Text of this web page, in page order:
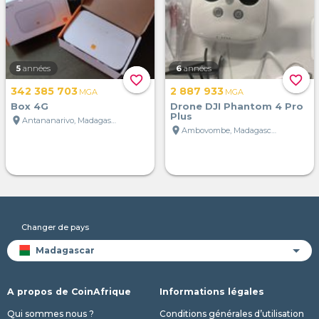
favorite_border
5 années
342 385 703 MGA
Box 4G
location_on
Antananarivo, Madagascar
favorite_border
6 années
2 887 933 MGA
Drone DJI Phantom 4 Pro
Plus
location_on
Ambovombe, Madagascar
Changer de pays
A propos de CoinAfrique
Qui sommes nous ?
Informations légales
Conditions générales d’utilisation